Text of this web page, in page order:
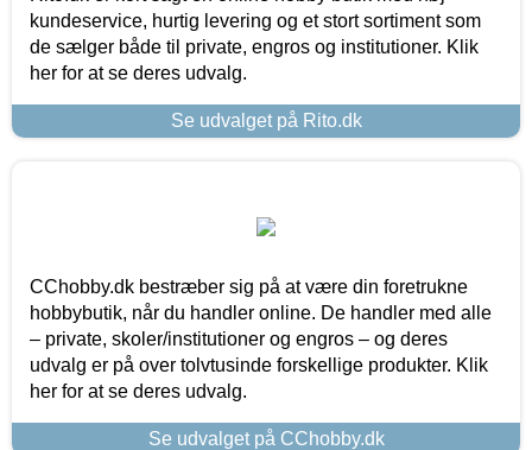
kundeservice, hurtig levering og et stort sortiment som
de sælger både til private, engros og institutioner. Klik
her for at se deres udvalg.
Se udvalget på Rito.dk
CChobby.dk bestræber sig på at være din foretrukne
hobbybutik, når du handler online. De handler med alle
– private, skoler/institutioner og engros – og deres
udvalg er på over tolvtusinde forskellige produkter. Klik
her for at se deres udvalg.
Se udvalget på CChobby.dk